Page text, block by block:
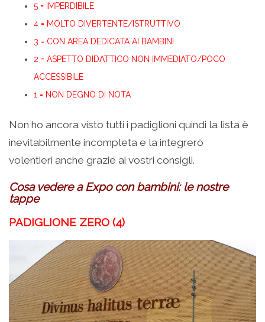
5 = IMPERDIBILE
4 = MOLTO DIVERTENTE/ISTRUTTIVO
3 = CON AREA DEDICATA AI BAMBINI
2 = ASPETTO DIDATTICO NON IMMEDIATO/POCO
ACCESSIBILE
1 = NON DEGNO DI NOTA
Non ho ancora visto tutti i padiglioni quindi la lista è
inevitabilmente incompleta e la integrerò
volentieri anche grazie ai vostri consigli.
Cosa vedere a Expo con bambini: le nostre
tappe
PADIGLIONE ZERO (4)